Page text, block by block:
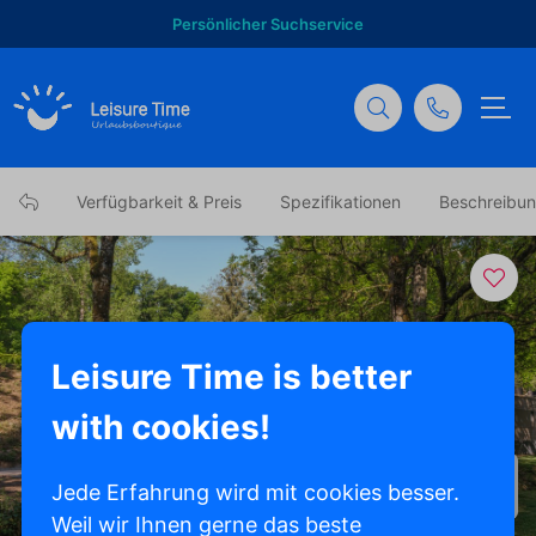
Persönlicher Suchservice
Verfügbarkeit & Preis Spezifikationen
Alle Fotos anzeigen
Leisure Time is better
with cookies!
Jede Erfahrung wird mit cookies besser.
Weil wir Ihnen gerne das beste